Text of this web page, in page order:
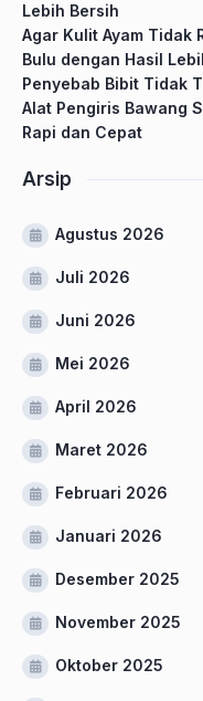
Lebih Bersih
Agar Kulit Ayam Tidak
Bulu dengan Hasil
Penyebab Bibit Tidak
Alat Pengiris Bawang
Rapi dan Cepat
Arsip
Agustus 2026
Juli 2026
Juni 2026
Mei 2026
April 2026
Maret 2026
Februari 2026
Januari 2026
Desember 2025
November 2025
Oktober 2025